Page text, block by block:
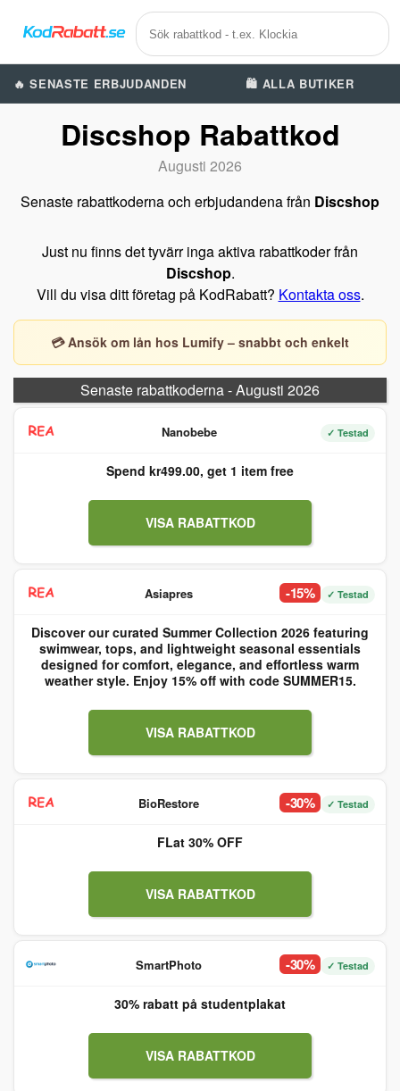
🔥 SENASTE ERBJUDANDEN 🛍️ ALLA BUTIKER
Discshop Rabattkod
Augusti 2026
Senaste rabattkoderna och erbjudandena från Discshop
Just nu finns det tyvärr inga aktiva rabattkoder från
Discshop.
Vill du visa ditt företag på KodRabatt? Kontakta oss.
💳 Ansök om lån hos Lumify – snabbt och enkelt
Senaste rabattkoderna - Augusti 2026
Nanobebe ✓ Testad
Spend kr499.00, get 1 item free
VISA RABATTKOD
Asiapres -15% ✓ Testad
Discover our curated Summer Collection 2026 featuring
swimwear, tops, and lightweight seasonal essentials
designed for comfort, elegance, and effortless warm
weather style. Enjoy 15% off with code SUMMER15.
VISA RABATTKOD
BioRestore -30% ✓ Testad
FLat 30% OFF
VISA RABATTKOD
SmartPhoto -30% ✓ Testad
30% rabatt på studentplakat
VISA RABATTKOD